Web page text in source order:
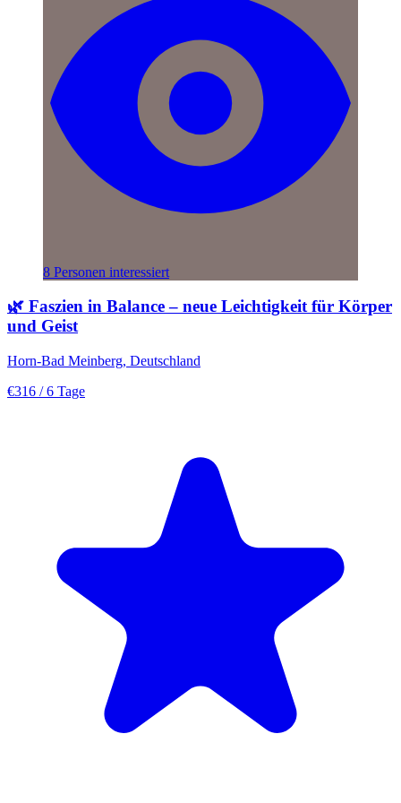
8 Personen interessiert
🌿 Faszien in Balance – neue Leichtigkeit für Körper
und Geist
Horn-Bad Meinberg, Deutschland
€316 / 6 Tage